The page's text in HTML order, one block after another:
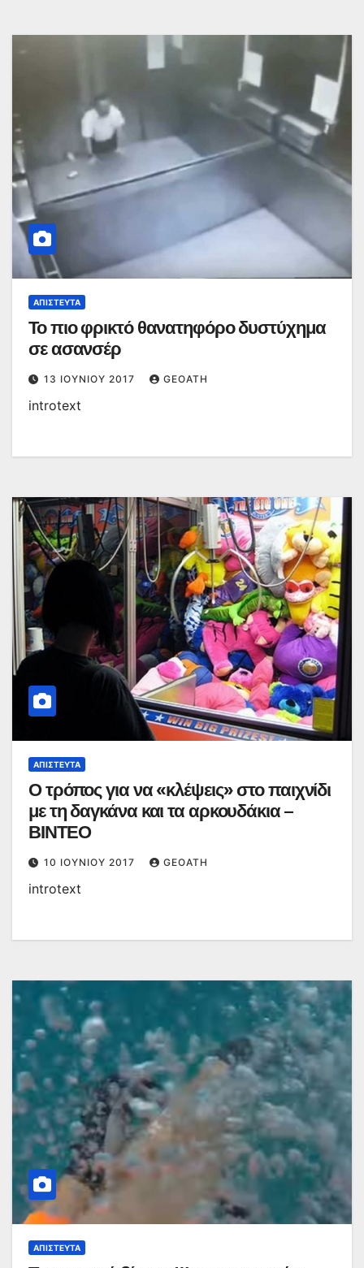
ΑΠΊΣΤΕΥΤΑ
Το πιο φρικτό θανατηφόρο δυστύχημα
σε ασανσέρ
13 ΙΟΥΝΊΟΥ 2017 GEOATH
introtext
ΑΠΊΣΤΕΥΤΑ
Ο τρόπος για να «κλέψεις» στο παιχνίδι
με τη δαγκάνα και τα αρκουδάκια –
ΒΙΝΤΕΟ
10 ΙΟΥΝΊΟΥ 2017 GEOATH
introtext
ΑΠΊΣΤΕΥΤΑ